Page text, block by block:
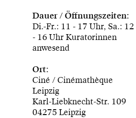
Dauer / Öffnungszeiten:
Di.-Fr.: 11 - 17 Uhr, Sa.: 12
- 16 Uhr Kuratorinnen
anwesend
Ort:
Ciné / Cinémathèque
Leipzig
Karl-Liebknecht-Str. 109
04275 Leipzig